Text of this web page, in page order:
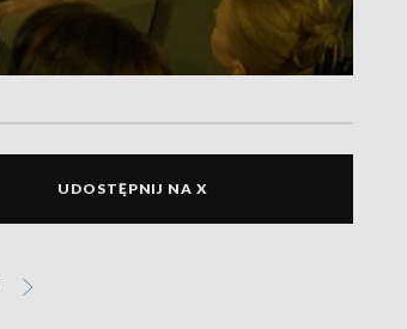
UDOSTĘPNIJ NA X